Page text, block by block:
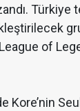
of
Kore’nin